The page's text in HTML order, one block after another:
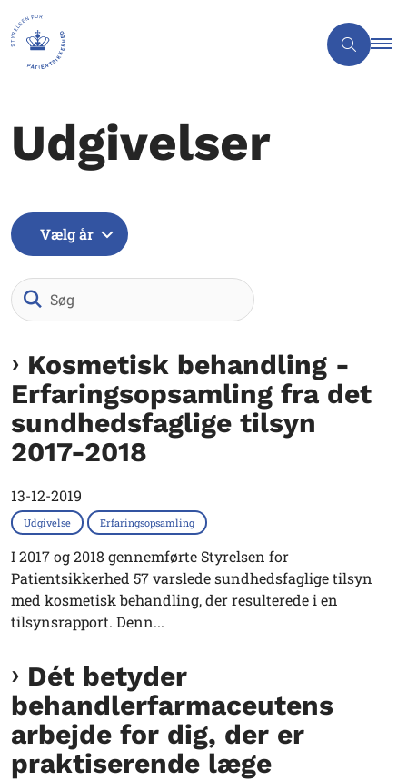
Udgivelser
Vælg år
Kosmetisk behandling -
Erfaringsopsamling fra det
sundhedsfaglige tilsyn
2017-2018
13-12-2019
Udgivelse Erfaringsopsamling
I 2017 og 2018 gennemførte Styrelsen for
Patientsikkerhed 57 varslede sundhedsfaglige tilsyn
med kosmetisk behandling, der resulterede i en
tilsynsrapport. Denn...
Dét betyder
behandlerfarmaceutens
arbejde for dig, der er
praktiserende læge